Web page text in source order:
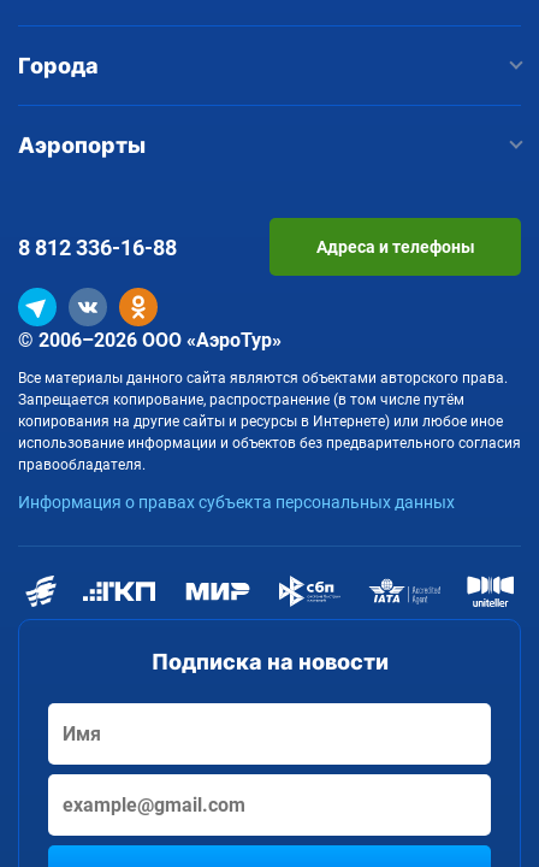
Города
Аэропорты
Подписка на новости
© 2006–2026 ООО «АэроТур»
Все материалы данного сайта являются объектами авторского права.
Запрещается копирование, распространение (в том числе путём
копирования на другие сайты и ресурсы в Интернете) или любое иное
использование информации и объектов без предварительного согласия
правообладателя.
Информация о правах субъекта персональных данных
8 812336-16-88 Адреса и телефоны